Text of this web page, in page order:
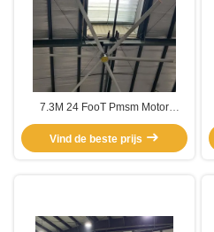
7.3M 24 FooT Pmsm Motor
Industriële ventilatie Grote HVLS-
ventilatoren
Vind de beste prijs